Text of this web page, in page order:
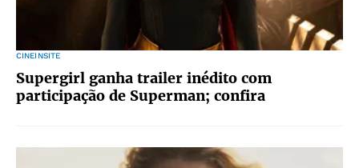
CINEINSITE
Supergirl ganha trailer inédito com
participação de Superman; confira